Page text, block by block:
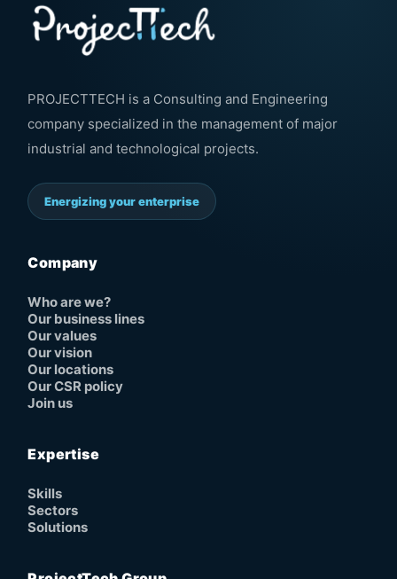
PROJECTTECH is a Consulting and Engineering
company specialized in the management of major
industrial and technological projects.
Energizing your enterprise
Company
Who are we?
Our business lines
Our values
Our vision
Our locations
Our CSR policy
Join us
Expertise
Skills
Sectors
Solutions